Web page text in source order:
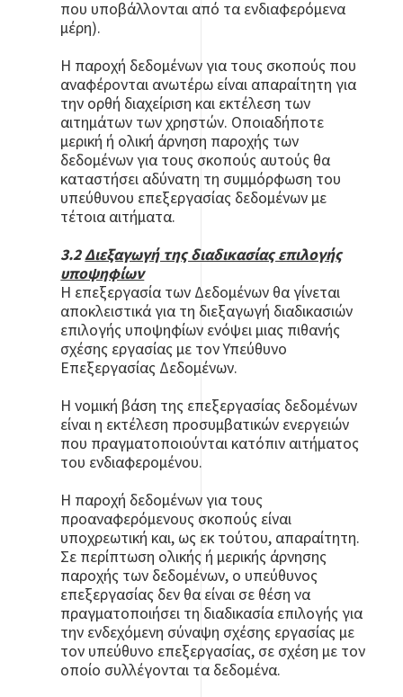
που υποβάλλονται από τα ενδιαφερόμενα
μέρη).
Η παροχή δεδομένων για τους σκοπούς που
αναφέρονται ανωτέρω είναι απαραίτητη για
την ορθή διαχείριση και εκτέλεση των
αιτημάτων των χρηστών. Οποιαδήποτε
μερική ή ολική άρνηση παροχής των
δεδομένων για τους σκοπούς αυτούς θα
καταστήσει αδύνατη τη συμμόρφωση του
υπεύθυνου επεξεργασίας δεδομένων με
τέτοια αιτήματα.
3.2Διεξαγωγή της διαδικασίας επιλογής
υποψηφίων
Η επεξεργασία των Δεδομένων θα γίνεται
αποκλειστικά για τη διεξαγωγή διαδικασιών
επιλογής υποψηφίων ενόψει μιας πιθανής
σχέσης εργασίας με τον Υπεύθυνο
Επεξεργασίας Δεδομένων.
Η νομική βάση της επεξεργασίας δεδομένων
είναι η εκτέλεση προσυμβατικών ενεργειών
που πραγματοποιούνται κατόπιν αιτήματος
του ενδιαφερομένου.
Η παροχή δεδομένων για τους
προαναφερόμενους σκοπούς είναι
υποχρεωτική και, ως εκ τούτου, απαραίτητη.
Σε περίπτωση ολικής ή μερικής άρνησης
παροχής των δεδομένων, ο υπεύθυνος
επεξεργασίας δεν θα είναι σε θέση να
πραγματοποιήσει τη διαδικασία επιλογής για
την ενδεχόμενη σύναψη σχέσης εργασίας με
τον υπεύθυνο επεξεργασίας, σε σχέση με τον
οποίο συλλέγονται τα δεδομένα.